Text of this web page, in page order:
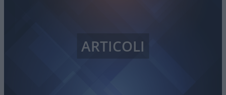
ARTICOLI